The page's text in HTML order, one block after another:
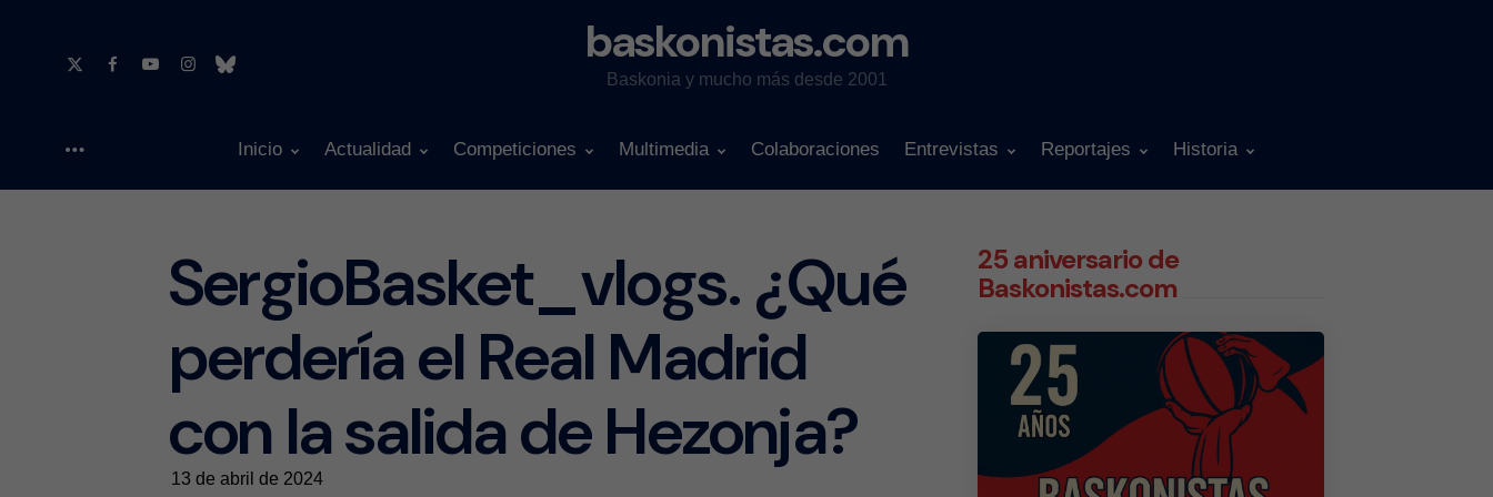
baskonistas.com
Baskonia y mucho más desde 2001
Inicio Actualidad Competiciones Multimedia Colaboraciones Entrevistas Reportajes Historia
SergioBasket_vlogs. ¿Qué
perdería el Real Madrid
con la salida de Hezonja?
13 de abril de 2024
25 aniversario de
Baskonistas.com